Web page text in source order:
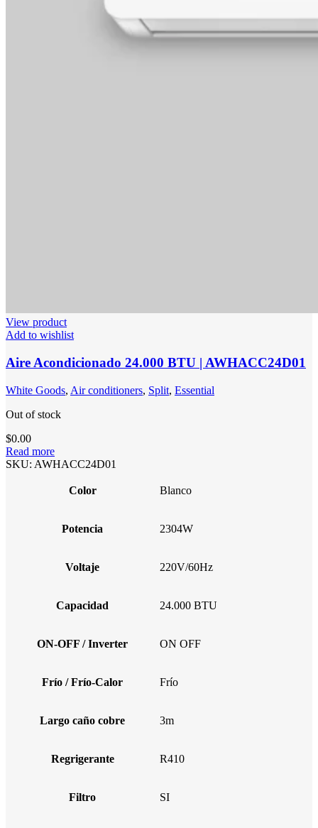
View product
Add to wishlist
Aire Acondicionado 24.000 BTU | AWHACC24D01
White Goods, Air conditioners, Split, Essential
Out of stock
$0.00
Read more
SKU: AWHACC24D01
Color Blanco
Potencia 2304W
Voltaje 220V/60Hz
Capacidad 24.000 BTU
ON-OFF / Inverter ON OFF
Frío / Frío-Calor Frío
Largo caño cobre 3m
Regrigerante R410
Filtro SI